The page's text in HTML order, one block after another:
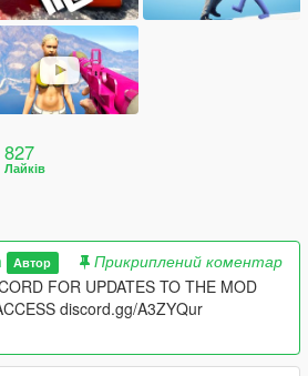
827
Лайків
Автор
Прикриплений коментар
FOR UPDATES TO THE MOD
discord.gg/A3ZYQur